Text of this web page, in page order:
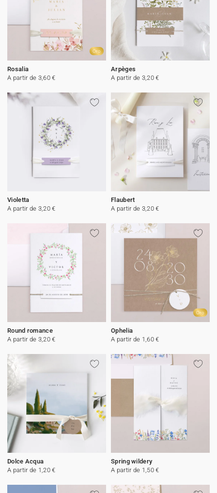
Oro
Rosalia
A partir de 3,60 €
Arpèges
A partir de 3,20 €
Violetta
A partir de 3,20 €
Flaubert
A partir de 3,20 €
Round romance
A partir de 3,20 €
Oro
Ophelia
A partir de 1,60 €
Dolce Acqua
A partir de 1,20 €
Spring wildery
A partir de 1,50 €